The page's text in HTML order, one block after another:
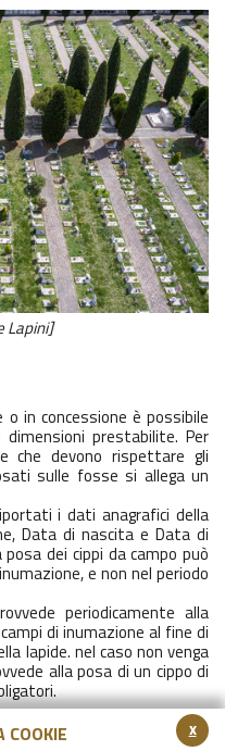
x
COOKIE
Lapini]
o in concessione è possibile
dimensioni prestabilite. Per
che devono rispettare gli
sulle fosse si allega un
i dati anagrafici della
Data di nascita e Data di
dei cippi da campo può
e non nel periodo
periodicamente alla
di inumazione al fine di
lapide. nel caso non venga
alla posa di un cippo di